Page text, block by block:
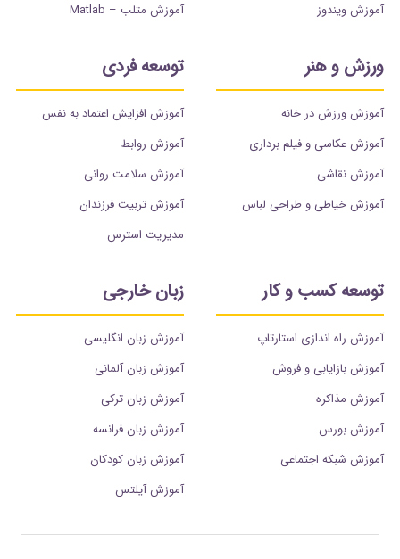
آموزش ویندوز
آموزش متلب – Matlab
ورزش و هنر
آموزش ورزش در خانه
آموزش عکاسی و فیلم برداری
آموزش نقاشی
آموزش خیاطی و طراحی لباس
توسعه فردی
آموزش افزایش اعتماد به نفس
آموزش روابط
آموزش سلامت روانی
آموزش تربیت فرزندان
مدیریت استرس
توسعه کسب و کار
آموزش راه اندازی استارتاپ
آموزش بازایابی و فروش
آموزش مذاکره
آموزش بورس
آموزش شبکه اجتماعی
زبان خارجی
آموزش زبان انگلیسی
آموزش زبان آلمانی
آموزش زبان ترکی
آموزش زبان فرانسه
آموزش زبان کودکان
آموزش آیلتس